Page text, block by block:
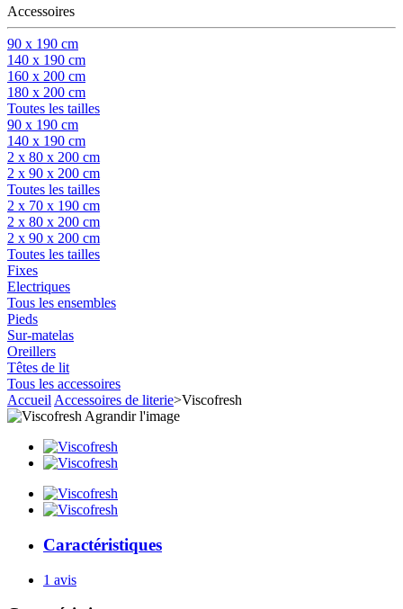
Accessoires
90 x 190 cm
140 x 190 cm
160 x 200 cm
180 x 200 cm
Toutes les tailles
90 x 190 cm
140 x 190 cm
2 x 80 x 200 cm
2 x 90 x 200 cm
Toutes les tailles
2 x 70 x 190 cm
2 x 80 x 200 cm
2 x 90 x 200 cm
Toutes les tailles
Fixes
Electriques
Tous les ensembles
Pieds
Sur-matelas
Oreillers
Têtes de lit
Tous les accessoires
Accueil Accessoires de literie>Viscofresh
Agrandir l'image
Caractéristiques
1 avis